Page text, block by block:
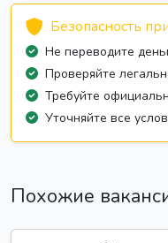
Безопасность
Не переводите
Проверяйте
Требуйте
Уточняйте все
Похожие